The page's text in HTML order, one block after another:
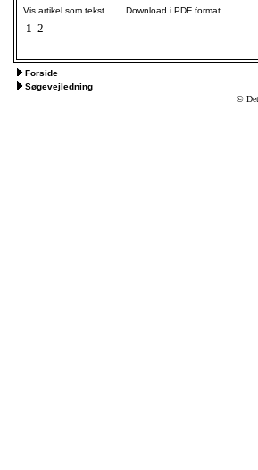
Vis artikel som tekst Download i PDF format
1 2
Forside
Søgevejledning
© Det